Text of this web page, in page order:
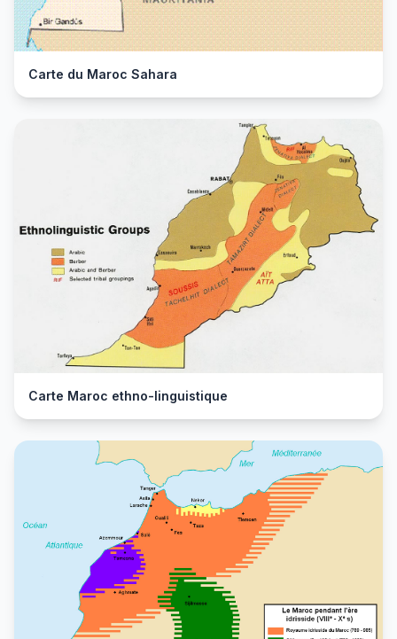
Carte du Maroc Sahara
Carte Maroc ethno-linguistique